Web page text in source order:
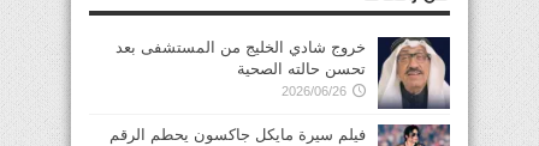
خروج شادي الخليج من المستشفى بعد
تحسن حالته الصحية
2026/06/26
فيلم سيرة مايكل جاكسون يحطم الرقم